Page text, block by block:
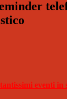
eventi in